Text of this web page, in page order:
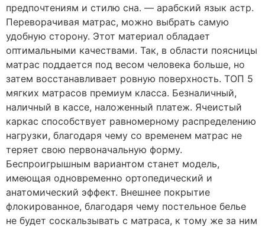
предпочтениям и стилю сна. — арабский язык астр.
Переворачивая матрас, можно выбрать самую
удобную сторону. Этот материал обладает
оптимальными качествами. Так, в области поясницы
матрас поддается под весом человека больше, но
затем восстанавливает ровную поверхность. ТОП 5
мягких матрасов премиум класса. Безналичный,
наличный в кассе, наложенный платеж. Ячеистый
каркас способствует равномерному распределению
нагрузки, благодаря чему со временем матрас не
теряет свою первоначальную форму.
Беспроигрышным вариантом станет модель,
имеющая одновременно ортопедический и
анатомический эффект. Внешнее покрытие
флокированное, благодаря чему постельное белье
не будет соскальзывать с матраса, к тому же за ним